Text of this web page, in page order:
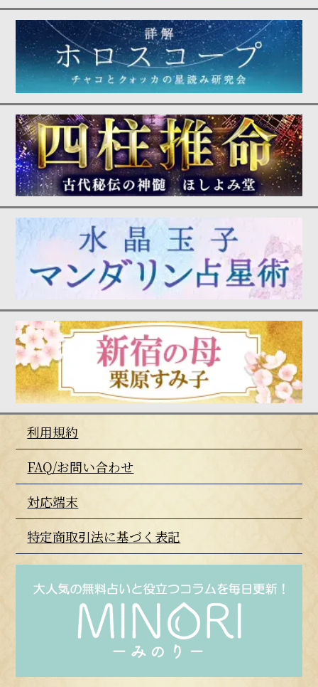
利用規約
FAQ/お問い合わせ
対応端末
特定商取引法に基づく表記